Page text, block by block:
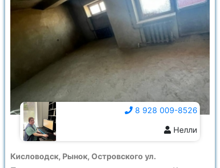
Кисловодск, Рынок, Островского ул.
8 928 009-8526
Нелли